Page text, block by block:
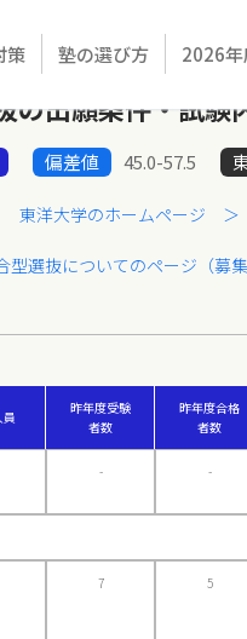
策 塾の選び方 2026年
出願条件・試験
偏差値 45.0-57.5
東洋大学のホームページ ＞
型選抜についてのページ（募
員
昨年度受験
者数
昨年度合格
者数
- -
7 5